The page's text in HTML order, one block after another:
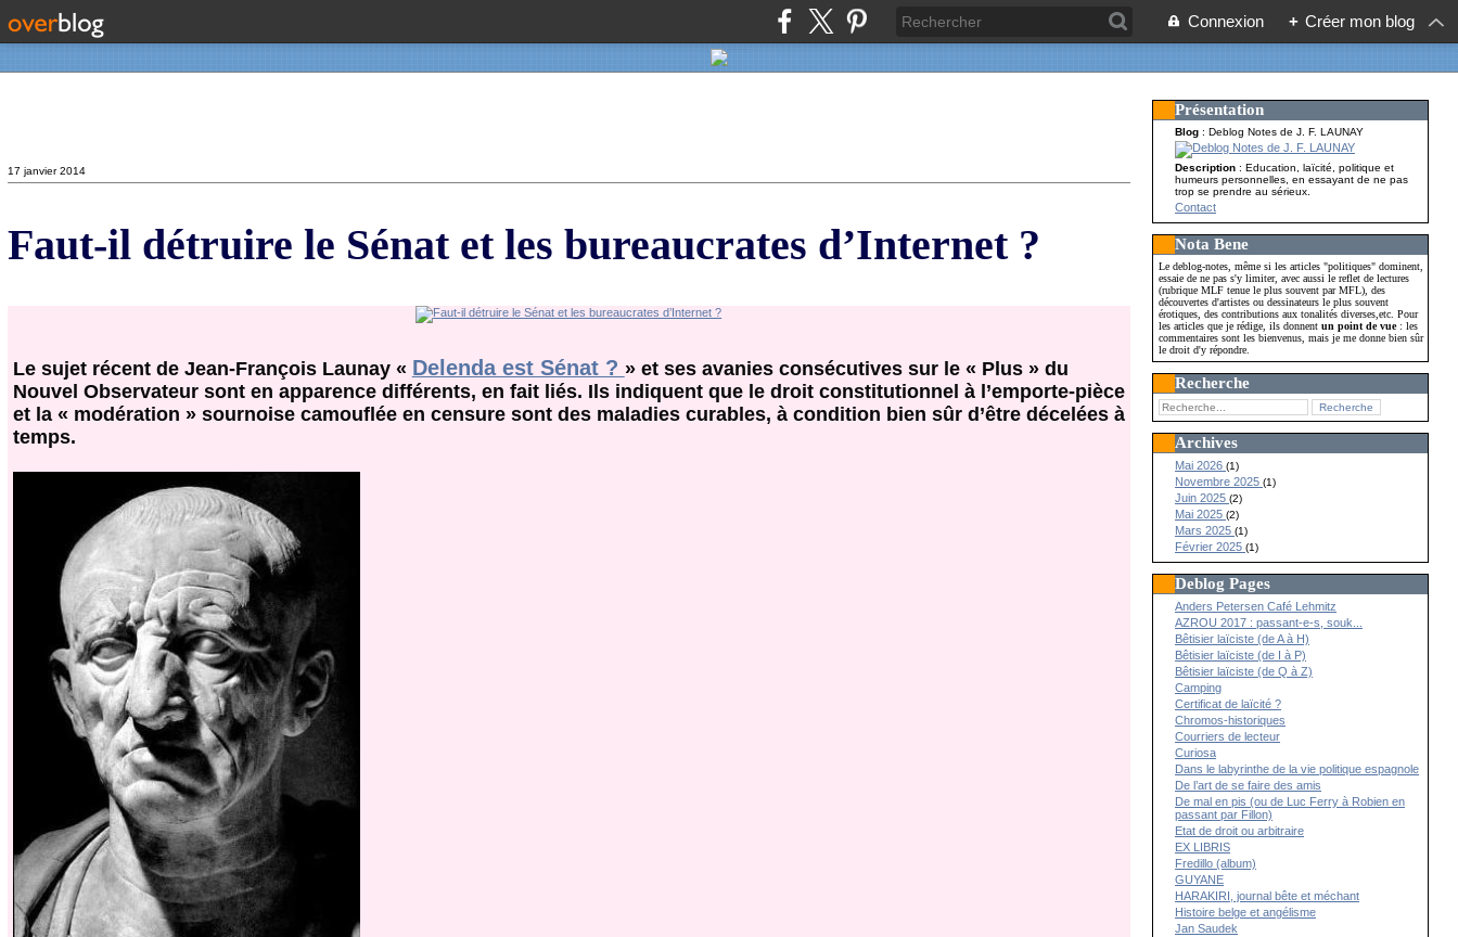
Connexion + Créer mon blog
17 janvier 2014
Faut-il détruire le Sénat et les bureaucrates d’Internet ?
Le sujet récent de Jean-François Launay « Delenda est Sénat ? » et ses avanies consécutives sur le « Plus » du
Nouvel Observateur sont en apparence différents, en fait liés. Ils indiquent que le droit constitutionnel à l’emporte-pièce
et la « modération » sournoise camouflée en censure sont des maladies curables, à condition bien sûr d’être décelées à
temps.
Présentation
Blog : Deblog Notes de J. F. LAUNAY
Description: Education, laïcité, politique et
humeurs personnelles, en essayant de ne pas
trop se prendre au sérieux.
Contact
Nota Bene
Le deblog-notes, même si les articles "politiques" dominent,
essaie de ne pas s'y limiter, avec aussi le reflet de lectures
(rubrique MLF tenue le plus souvent par MFL), des
découvertes d'artistes ou dessinateurs le plus souvent
érotiques, des contributions aux tonalités diverses,etc. Pour
les articles que je rédige, ils donnentun point de vue: les
commentaires sont les bienvenus, mais je me donne bien sûr
le droit d'y répondre.
Recherche
Archives
Mai 2026(1)
Novembre 2025(1)
Juin 2025(2)
Mai 2025(2)
Mars 2025(1)
Février 2025(1)
Deblog Pages
Anders Petersen Café Lehmitz
AZROU 2017 : passant-e-s, souk...
Bêtisier laïciste (de A à H)
Bêtisier laïciste (de I à P)
Bêtisier laïciste (de Q à Z)
Camping
Certificat de laïcité ?
Chromos-historiques
Courriers de lecteur
Curiosa
Dans le labyrinthe de la vie politique espagnole
De l’art de se faire des amis
De mal en pis (ou de Luc Ferry à Robien en
passant par Fillon)
Etat de droit ou arbitraire
EX LIBRIS
Fredillo (album)
GUYANE
HARAKIRI, journal bête et méchant
Histoire belge et angélisme
Jan Saudek